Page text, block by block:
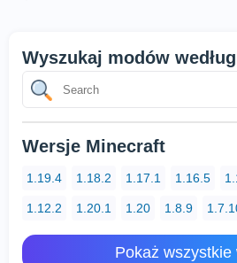
Wyszukaj modów
Wersje Minecraft
1.19.4 1.18.2 1.17.1 1.16.5
1.12.2 1.20.1 1.20 1.8.9
Pokaż wszystkie